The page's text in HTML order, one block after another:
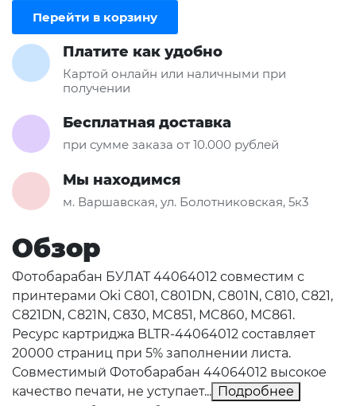
Перейти в корзину
Платите как удобно
Картой онлайн или наличными при
получении
Бесплатная доставка
при сумме заказа от 10.000 рублей
Мы находимся
м. Варшавская, ул. Болотниковская, 5к3
Обзор
Фотобарабан БУЛАТ 44064012 совместим с
принтерами Oki C801, C801DN, C801N, C810, C821,
C821DN, C821N, C830, MC851, MC860, MC861.
Ресурс картриджа BLTR-44064012 составляет
20000 страниц при 5% заполнении листа.
Совместимый Фотобарабан 44064012 высокое
качество печати, не уступает... Подробнее